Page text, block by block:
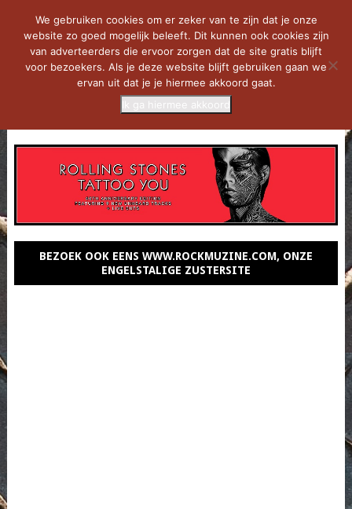
BEZOEK OOK EENS WWW.ROCKMUZINE.COM, ONZE
ENGELSTALIGE ZUSTERSITE
We gebruiken cookies om er zeker van te zijn dat je onze
website zo goed mogelijk beleeft. Dit kunnen ook cookies zijn
van adverteerders die ervoor zorgen dat de site gratis blijft
voor bezoekers. Als je deze website blijft gebruiken gaan we
ervan uit dat je je hiermee akkoord gaat.
Ik ga hiermee akkoord